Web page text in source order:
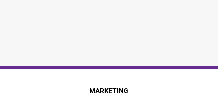
MARKETING